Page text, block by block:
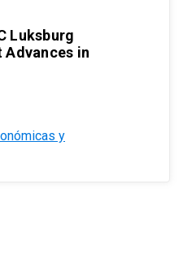
Luksburg
Advances in
y